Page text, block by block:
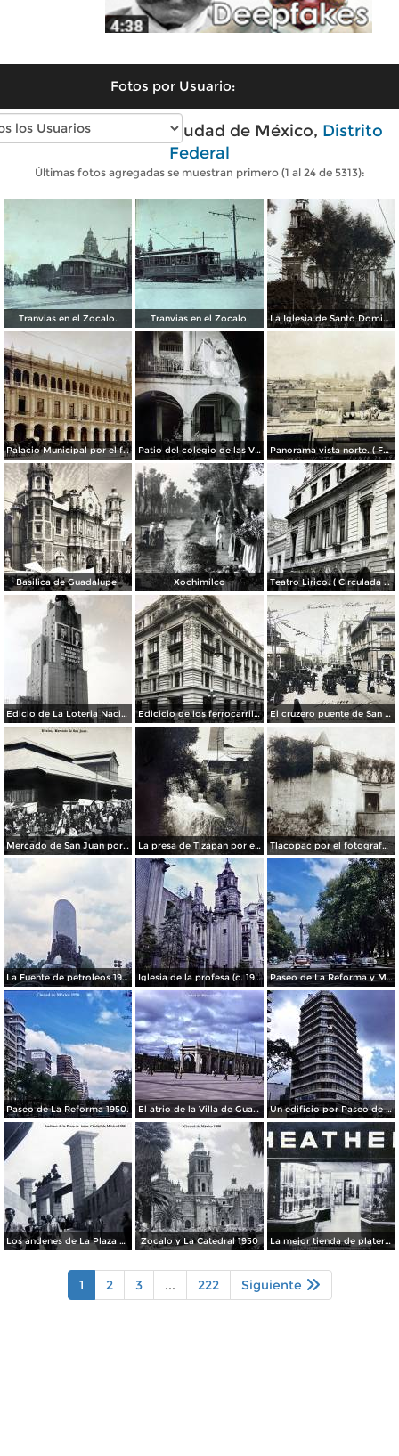
Fotos por Usuario:
Fotos antiguas de Ciudad de México, Distrito
Federal
Últimas fotos agregadas se muestran primero (1 al 24 de 5313):
Tranvias en el Zocalo. Tranvias en el Zocalo. La Iglesia de Santo Domingo.
Palacio Municipal por el fotografo Hugo Brehme.. Patio del colegio de las Vizcainas por el fotografo Hugo Brehme. Panorama vista norte. ( Fechada el 20 de Junio de 1905 ).
Basilica de Guadalupe. Xochimilco Teatro Lirico. ( Circulada el 1 de Agosto de 1926 ).
Edicio de La Loteria Nacional Ciudad de México Abril de 1964 Edicicio de los ferrocarriles. El cruzero puente de San Francisco y Guardiola por el fotografo Felix Miret.
Mercado de San Juan por el fotografo Felix Miret La presa de Tizapan por el fotografo Fernando Kososky. ( Circulada el 22 de Diembre de 1910 ). Tlacopac por el fotografo Hugo Brehme.
La Fuente de petroleos 1950. Iglesia de la profesa (c. 1950) Paseo de La Reforma y Mto a La Independencia 1950
Paseo de La Reforma 1950. El atrio de la Villa de Guadalupe 1950. Un edificio por Paseo de La Reforma 1950
Los andenes de La Plaza de toros Ciudad de México 1950 Zocalo y La Catedral 1950 La mejor tienda de plateria.
1 2 3 ... 222 Siguiente